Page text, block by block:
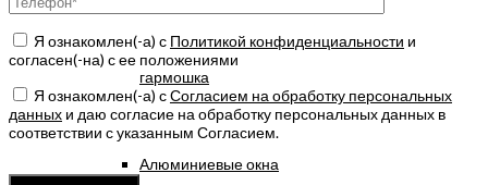
гармошка
Алюминиевые окна
Я ознакомлен(-а) с Политикой конфиденциальности и
согласен(-на) с ее положениями
Я ознакомлен(-а) сСогласием на обработку персональных
данных и даю согласие на обработку персональных данных в
соответствии с указанным Согласием.